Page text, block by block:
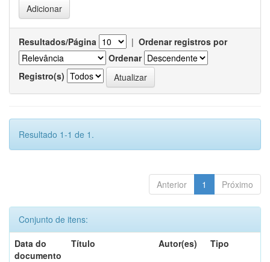
Resultados/Página | Ordenar registros por
Ordenar
Registro(s)
Resultado 1-1 de 1.
Anterior 1 Próximo
Conjunto de itens:
Data do
documento
Título Autor(es) Tipo